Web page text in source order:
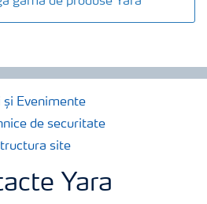
și Evenimente
de securitate
site
Yara